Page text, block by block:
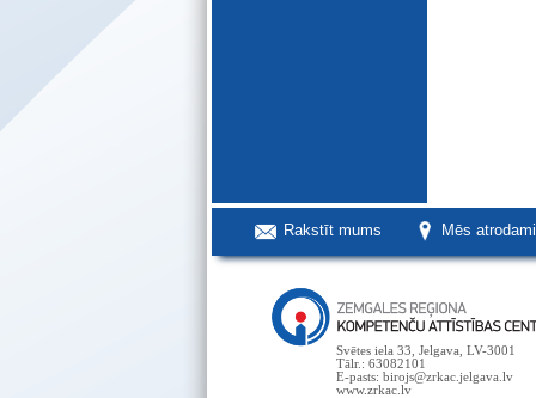
Rakstīt mums Mēs
Svētes iela 33, Jelgava, LV-3001
Tālr.: 63082101
E-pasts: birojs@zrkac.jelgava.lv
www.zrkac.lv